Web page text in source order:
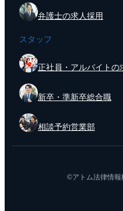
弁護士の求人採用
スタッフ
正社員・アルバイトの
新卒・準新卒総合職
相談予約営業部
©アトム法律情報